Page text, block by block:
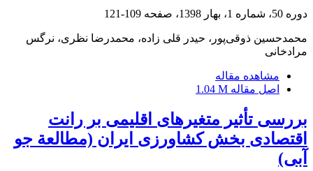
دوره 50، شماره 1، بهار 1398، صفحه 109-121
محمدحسین ذوقی‌پور، حیدر قلی زاده، محمدرضا نظری، نرگس
مرادخانی
مشاهده مقاله
اصل مقاله 1.04 M
بررسی تأثیر متغیرهای اقلیمی بر رانت
اقتصادی بخش کشاورزی ایران (مطالعة جو
آبی)